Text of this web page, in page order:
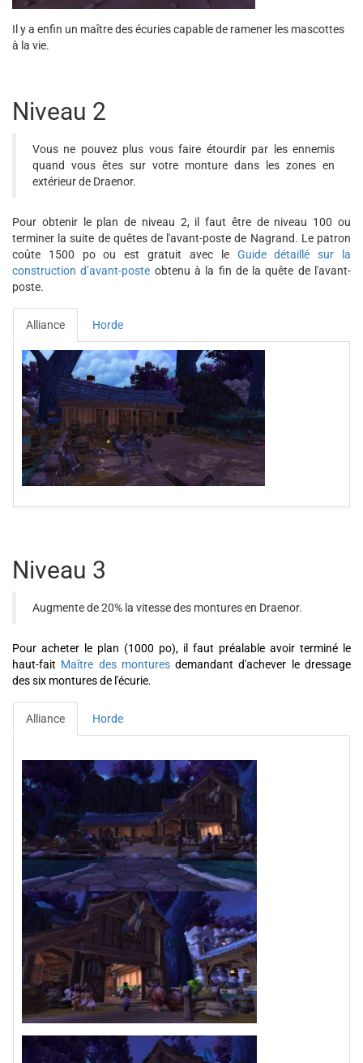
Il y a enfin un maître des écuries capable de ramener les mascottes
à la vie.
Niveau 2
Vous ne pouvez plus vous faire étourdir par les ennemis
quand vous êtes sur votre monture dans les zones en
extérieur de Draenor.
Pour obtenir le plan de niveau 2, il faut être de niveau 100 ou
terminer la suite de quêtes de l'avant-poste de Nagrand. Le patron
coûte 1500 po ou est gratuit avec le Guide détaillé sur la
construction d’avant-poste obtenu à la fin de laquête de l'avant-
poste.
Alliance Horde
Niveau 3
Augmente de 20% la vitesse des montures en Draenor.
Pour acheter le plan (1000 po), il faut préalable avoir terminé le
haut-fait Maître des monturesdemandant d'achever le dressage
des six montures de l'écurie.
Alliance Horde